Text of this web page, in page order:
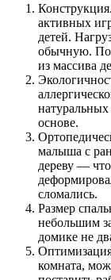
активных
детей.
обычную.
из массива
основе.
малыша с
дереву —
сломались.
Размер
небольшим
домике не
комната,